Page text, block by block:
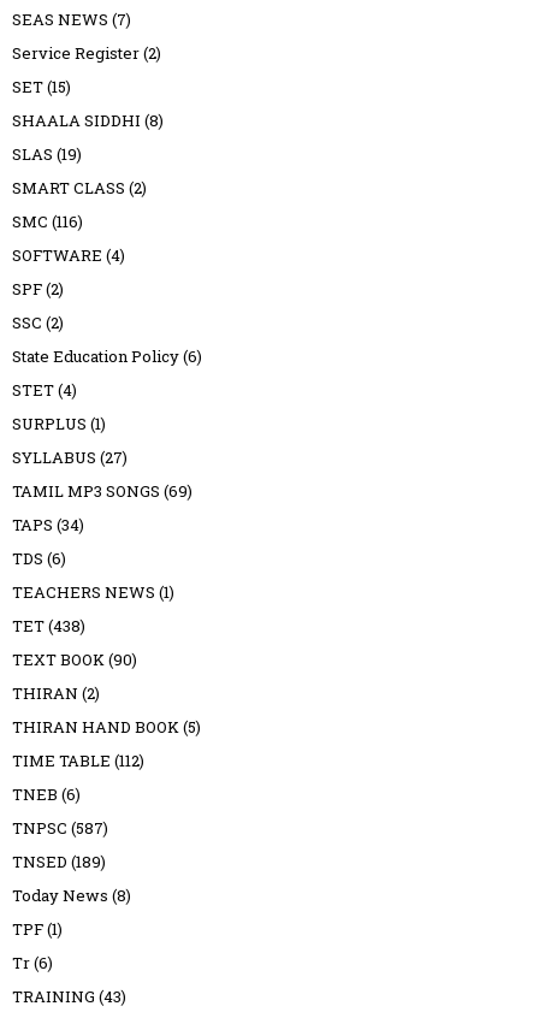
SEAS NEWS (7)
Service Register(2)
SET(15)
SHAALA SIDDHI (8)
SLAS (19)
SMART CLASS (2)
SMC (116)
SOFTWARE (4)
SPF(2)
SSC (2)
State Education Policy(6)
STET(4)
SURPLUS (1)
SYLLABUS (27)
TAMIL MP3 SONGS (69)
TAPS (34)
TDS (6)
TEACHERS NEWS (1)
TET(438)
TEXT BOOK(90)
THIRAN (2)
THIRAN HAND BOOK(5)
TIME TABLE (112)
TNEB (6)
TNPSC (587)
TNSED (189)
Today News (8)
TPF(1)
Tr(6)
TRAINING (43)